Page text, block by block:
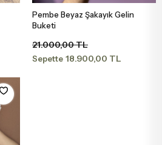
Sepete Ekle
Pembe Beyaz Şakayık Gelin
Buketi
21.000,00 TL
Sepette 18.900,00 TL